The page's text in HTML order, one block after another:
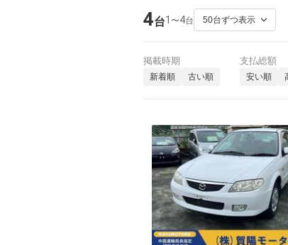
4台1 〜4台
掲載時期
新着順 古い順
支払総額
安い順